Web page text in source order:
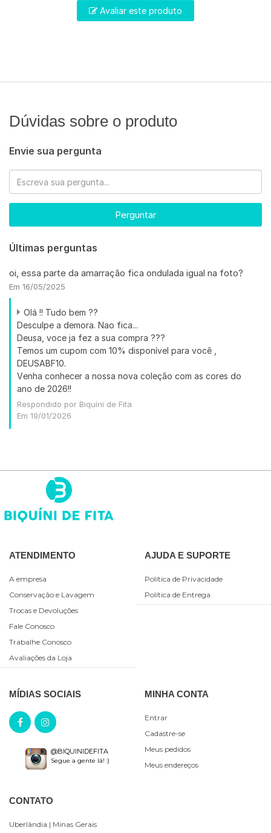
Avaliar este produto
Dúvidas sobre o produto
Envie sua pergunta
Perguntar
Últimas perguntas
oi, essa parte da amarração fica ondulada igual na foto?
Em 16/05/2025
Olá !! Tudo bem ??
Desculpe a demora. Nao fica...
Deusa, voce ja fez a sua compra ???
Temos um cupom com 10% disponível para você ,
DEUSABF10.
Venha conhecer a nossa nova coleção com as cores do
ano de 2026!!
Respondido por Biquíni de Fita
Em 19/01/2026
ATENDIMENTO
A empresa
Conservação e Lavagem
Trocas e Devoluções
Fale Conosco
Trabalhe Conosco
Avaliações da Loja
AJUDA E SUPORTE
Política de Privacidade
Política de Entrega
MÍDIAS SOCIAIS
@BIQUINIDEFITA
Segue a gente lá! :)
MINHA CONTA
Entrar
Cadastre-se
Meus pedidos
Meus endereços
CONTATO
Uberlândia | Minas Gerais